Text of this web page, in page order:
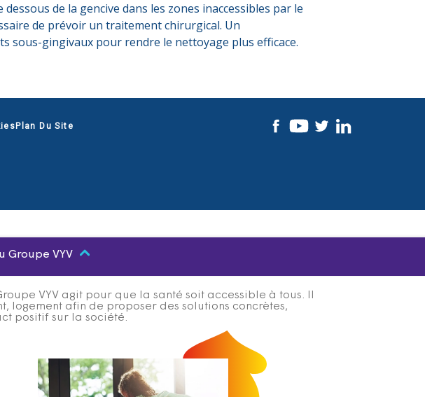
de la gencive dans les zones inaccessibles par le
de prévoir un traitement chirurgical. Un
sous-gingivaux pour rendre le nettoyage plus efficace.
Plan Du Site
Groupe VYV
VYV agit pour que la santé soit accessible à tous. Il
logement afin de proposer des solutions concrètes,
positif sur la société.